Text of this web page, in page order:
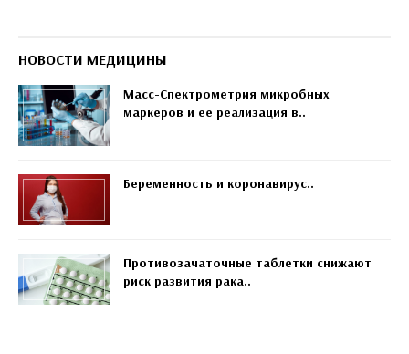
НОВОСТИ МЕДИЦИНЫ
Масс-Спектрометрия микробных
маркеров и ее реализация в..
Беременность и коронавирус..
Противозачаточные таблетки снижают
риск развития рака..